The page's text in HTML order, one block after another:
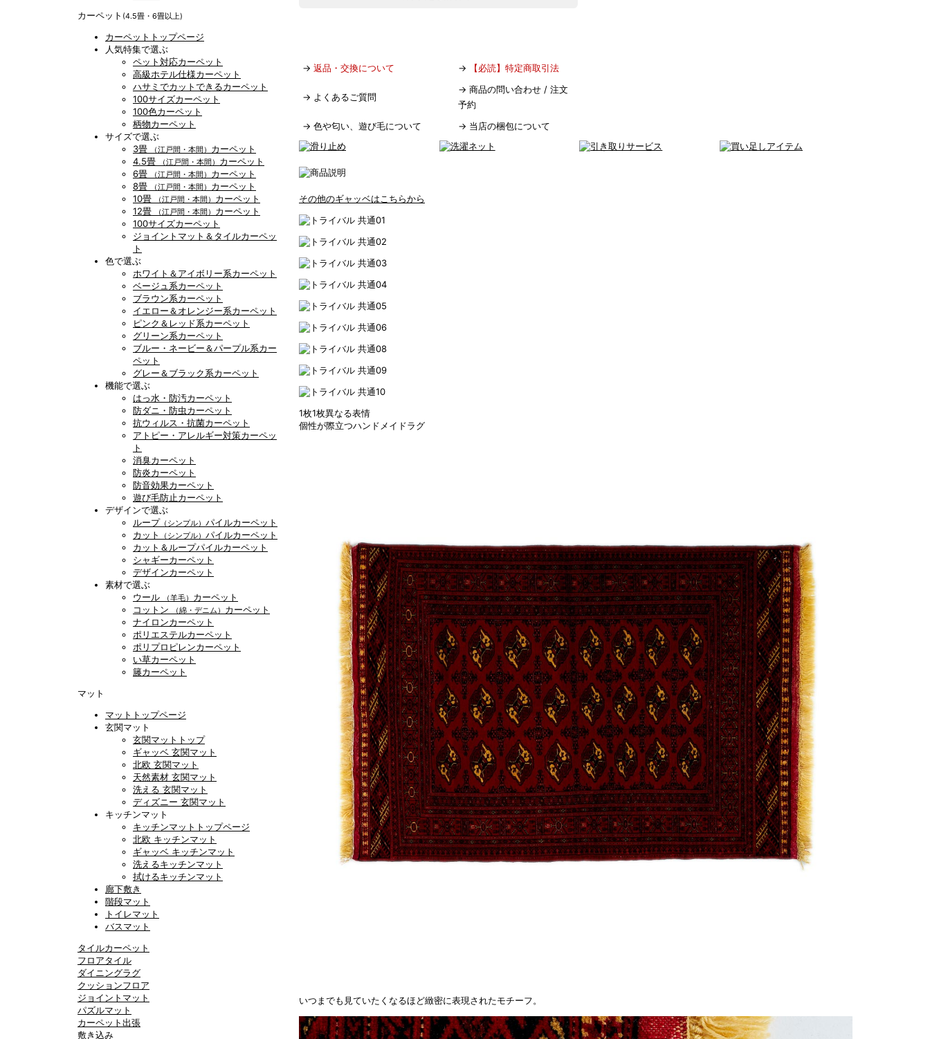
カーペット (4.5畳・6畳以上)
カーペットトップページ
人気特集で選ぶ
ペット対応カーペット
高級ホテル仕様カーペット
ハサミでカットできるカーペット
100サイズカーペット
100色カーペット
柄物カーペット
サイズで選ぶ
3畳
（江戸間・本間） カーペット
4.5畳
（江戸間・本間） カーペット
6畳
（江戸間・本間） カーペット
8畳
（江戸間・本間） カーペット
10畳
（江戸間・本間） カーペット
12畳
（江戸間・本間） カーペット
100サイズカーペット
ジョイントマット＆タイルカーペッ
ト
色で選ぶ
ホワイト＆アイボリー系カーペット
ベージュ系カーペット
ブラウン系カーペット
イエロー＆オレンジー系カーペット
ピンク＆レッド系カーペット
グリーン系カーペット
ブルー・ネービー＆パープル系カー
ペット
グレー＆ブラック系カーペット
機能で選ぶ
はっ水・防汚カーペット
防ダニ・防虫カーペット
抗ウィルス・抗菌カーペット
アトピー・アレルギー対策カーペッ
ト
消臭カーペット
防炎カーペット
防音効果カーペット
遊び毛防止カーペット
デザインで選ぶ
ループ （シンプル） パイルカーペット
カット
（シンプル） パイルカーペット
カット＆ループパイルカーペット
シャギーカーペット
デザインカーペット
素材で選ぶ
ウール
（羊毛） カーペット
コットン
（綿・デニム） カーペット
ナイロンカーペット
ポリエステルカーペット
ポリプロピレンカーペット
い草カーペット
籐カーペット
マット
マットトップページ
玄関マット
玄関マットトップ
ギャッベ 玄関マット
北欧 玄関マット
天然素材 玄関マット
洗える 玄関マット
ディズニー 玄関マット
キッチンマット
キッチンマットトップページ
北欧 キッチンマット
ギャッベ キッチンマット
洗えるキッチンマット
拭けるキッチンマット
廊下敷き
階段マット
トイレマット
バスマット
タイルカーペット
フロアタイル
ダイニングラグ
クッションフロア
ジョイントマット
パズルマット
カーペット出張
敷き込み
→ 返品・交換について → 【必読】特定商取引法
→ よくあるご質問
→ 商品の問い合わせ / 注文
予約
→ 色や匂い、遊び毛について → 当店の梱包について
その他のギャッベはこちらから
1枚1枚異なる表情
個性が際立つハンドメイドラグ
いつまでも見ていたくなるほど緻密に表現されたモチーフ。